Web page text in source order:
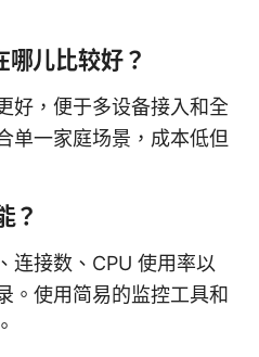
儿比较好？
好，便于多设备接入和全
单一家庭场景，成本低但
？
连接数、CPU 使用率以
。使用简易的监控工具和